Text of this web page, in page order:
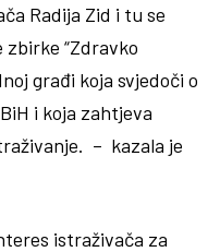
Radija Zid i tu se
“Zdravko
građi koja svjedoči o
i koja zahtjeva
– kazala je
istraživača za